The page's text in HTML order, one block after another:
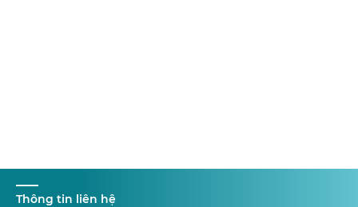
Thông tin liên hệ